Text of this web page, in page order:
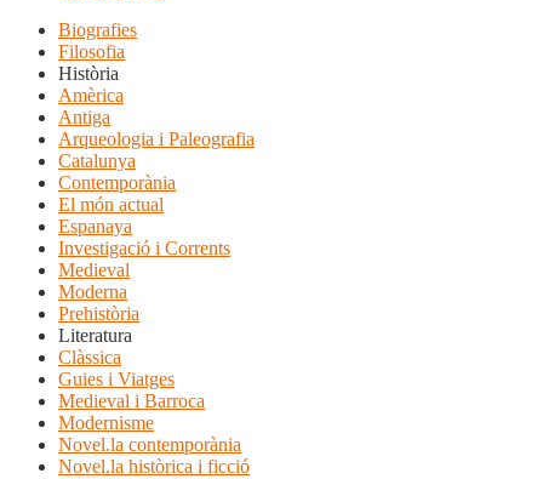
Biografies
Filosofia
Història
Amèrica
Antiga
Arqueologia i Paleografia
Catalunya
Contemporània
El món actual
Espanaya
Investigació i Corrents
Medieval
Moderna
Prehistòria
Literatura
Clàssica
Guies i Viatges
Medieval i Barroca
Modernisme
Novel.la contemporània
Novel.la històrica i ficció